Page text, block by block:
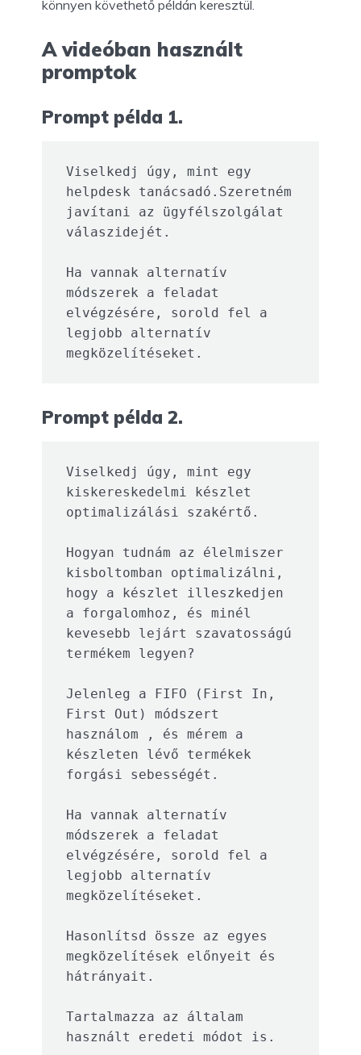
könnyen követhető példán keresztül.
A videóban használt
promptok
Prompt példa 1.
Viselkedj úgy, mint egy
helpdesk tanácsadó.Szeretném
javítani az ügyfélszolgálat
válaszidejét.
Ha vannak alternatív
módszerek a feladat
elvégzésére, sorold fel a
legjobb alternatív
megközelítéseket.
Prompt példa 2.
Viselkedj úgy, mint egy
kiskereskedelmi készlet
optimalizálási szakértő.
Hogyan tudnám az élelmiszer
kisboltomban optimalizálni,
hogy a készlet illeszkedjen
a forgalomhoz, és minél
kevesebb lejárt szavatosságú
termékem legyen?
Jelenleg a FIFO (First In,
First Out) módszert
használom , és mérem a
készleten lévő termékek
forgási sebességét.
Ha vannak alternatív
módszerek a feladat
elvégzésére, sorold fel a
legjobb alternatív
megközelítéseket.
Hasonlítsd össze az egyes
megközelítések előnyeit és
hátrányait.
Tartalmazza az általam
használt eredeti módot is.